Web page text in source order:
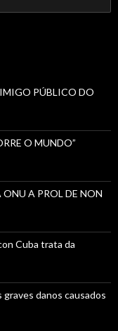
PÚBLICO DO
O MUNDO”
A PROL DE NON
Cuba trata da
danos causados